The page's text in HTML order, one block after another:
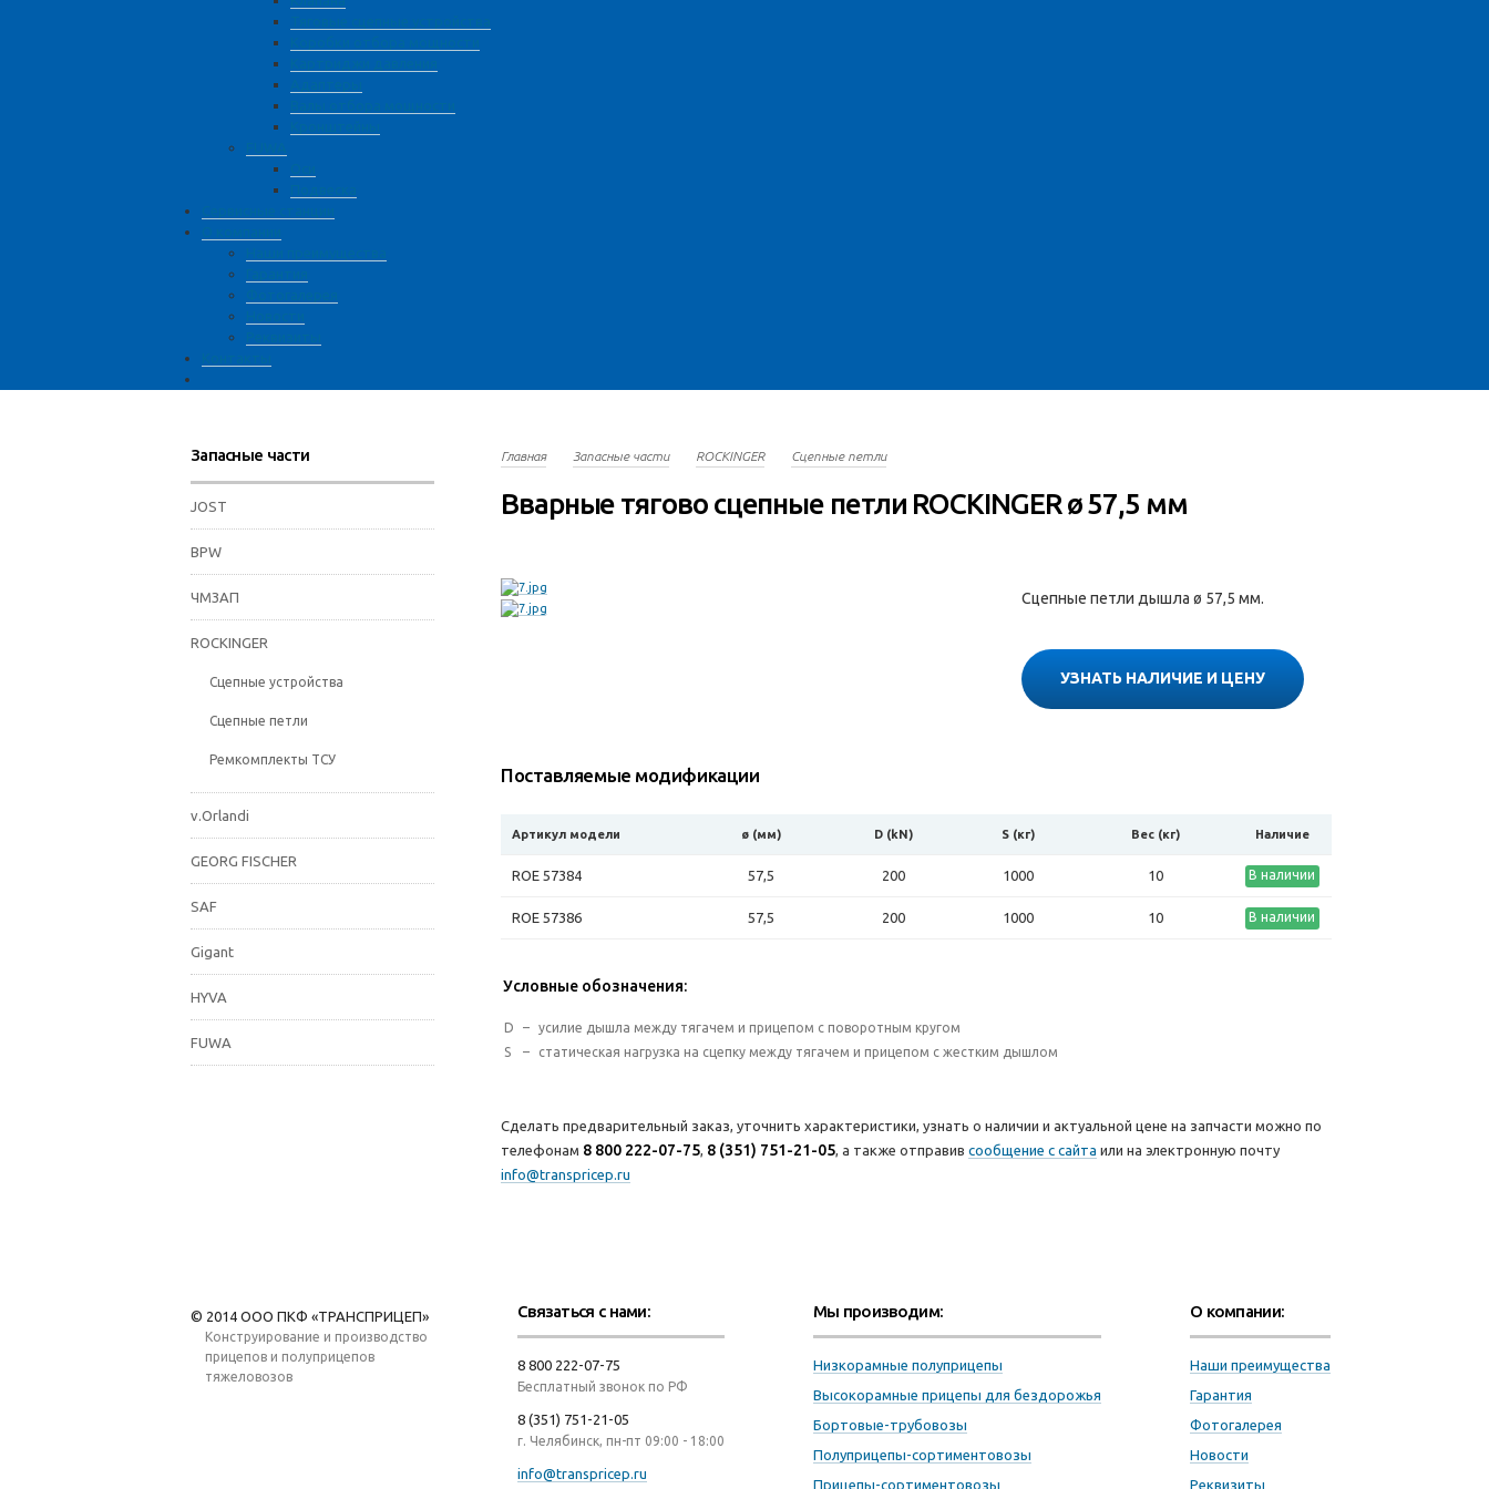
Запасные части
JOST
BPW
ЧМЗАП
ROCKINGER
Сцепные устройства
Сцепные петли
Ремкомплекты ТСУ
v.Orlandi
GEORG FISCHER
SAF
Gigant
HYVA
FUWA
Главная Запасные части ROCKINGER Сцепные петли
Вварные тягово сцепные петли ROCKINGER ø 57,5 мм
Сцепные петли дышла ø 57,5 мм.
УЗНАТЬ НАЛИЧИЕ И ЦЕНУ
Поставляемые модификации
Артикул модели ø (мм) D (kN) S (кг) Вес (кг) Наличие
ROE 57384 57,5 200 1000 10 В наличии
ROE 57386 57,5 200 1000 10 В наличии
Условные обозначения:
D –
усилие дышла между тягачем и прицепом с поворотным кругом
S
– статическая нагрузка на сцепку между тягачем и прицепом с жестким дышлом
Сделать предварительный заказ, уточнить характеристики, узнать о наличии и актуальной цене на запчасти можно по
телефонам 8 800 222-07-75, 8 (351) 751-21-05, а также отправив сообщение с сайта или на электронную почту
info@transpricep.ru
© 2014 ООО ПКФ «ТРАНСПРИЦЕП»
Конструирование и производство
прицепов и полуприцепов
тяжеловозов
Связаться с нами:
8 800 222-07-75
Бесплатный звонок по РФ
8 (351) 751-21-05
г. Челябинск, пн-пт 09:00 - 18:00
info@transpricep.ru
Мы производим:
Низкорамные полуприцепы
Высокорамные прицепы для бездорожья
Бортовые-трубовозы
Полуприцепы-сортиментовозы
Прицепы-сортиментовозы
О компании:
Наши преимущества
Гарантия
Фотогалерея
Новости
Реквизиты